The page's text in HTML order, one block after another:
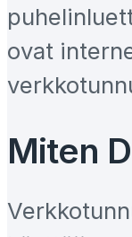
ovat
Miten